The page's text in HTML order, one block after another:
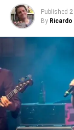
roleta russa
No ano
Yamantaka
apresentação,
amarrada nas
atingindo-o e
sangrando
Isso sim é um
Outro show foi
Published
By